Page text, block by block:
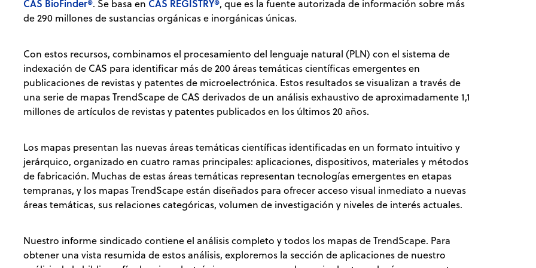
CAS BioFinder®. Se basa en CAS REGISTRY®, que es la fuente autorizada de información sobre más
de 290 millones de sustancias orgánicas e inorgánicas únicas.
Con estos recursos, combinamos el procesamiento del lenguaje natural (PLN) con el sistema de
indexación de CAS para identificar más de 200 áreas temáticas científicas emergentes en
publicaciones de revistas y patentes de microelectrónica. Estos resultados se visualizan a través de
una serie de mapas TrendScape de CAS derivados de un análisis exhaustivo de aproximadamente 1,1
millones de artículos de revistas y patentes publicados en los últimos 20 años.
Los mapas presentan las nuevas áreas temáticas científicas identificadas en un formato intuitivo y
jerárquico, organizado en cuatro ramas principales: aplicaciones, dispositivos, materiales y métodos
de fabricación. Muchas de estas áreas temáticas representan tecnologías emergentes en etapas
tempranas, y los mapas TrendScape están diseñados para ofrecer acceso visual inmediato a nuevas
áreas temáticas, sus relaciones categóricas, volumen de investigación y niveles de interés actuales.
Nuestro informe sindicado contiene el análisis completo y todos los mapas de TrendScape. Para
obtener una vista resumida de estos análisis, exploremos la sección de aplicaciones de nuestro